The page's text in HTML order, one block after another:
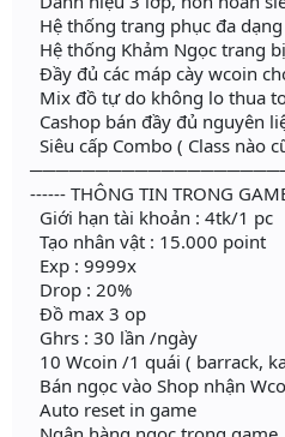
Hệ thống trang phục đa
Hệ thống Khảm Ngọc trang bị
Đầy đủ các máp cày wcoin
Mix đồ tự do không lo thua
Cashop bán đầy đủ nguyên
Siêu cấp Combo ( Class nào
------ THÔNG TIN TRONG
Giới hạn tài khoản : 4tk/1 pc
Tạo nhân vật : 15.000 point
Exp : 9999x
Drop : 20%
Đồ max 3 op
Ghrs : 30 lần /ngày
10 Wcoin /1 quái ( barrack,
Bán ngọc vào Shop nhận
Auto reset in game